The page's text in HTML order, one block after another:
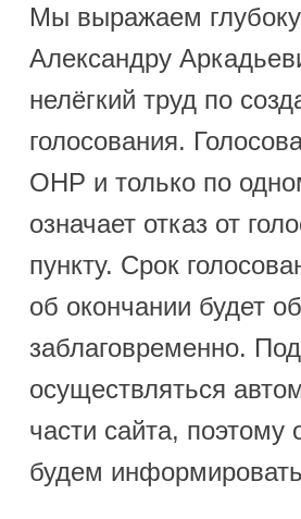
Мы выражаем
Александру
нелёгкий труд по
голосования.
ОНР и только по
означает отказ от
пункту. Срок
об окончании будет
заблаговременно.
осуществляться
части сайта,
будем